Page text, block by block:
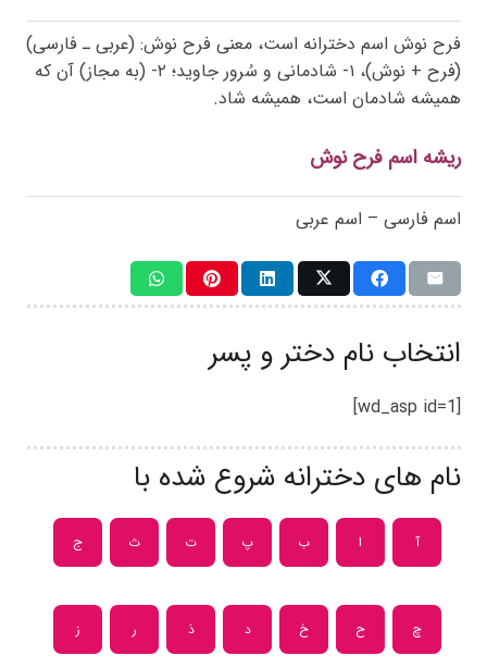
فرح نوش اسم دخترانه است، معنی فرح نوش: (عربی ـ فارسی)
(فرح + نوش)، ۱- شادمانی و سُرور جاوید؛ ۲- (به مجاز) آن که
همیشه شادمان است، همیشه شاد.
ریشه اسم فرح نوش
اسم فارسی – اسم عربی
انتخاب نام دختر و پسر
[wd_asp id=1]
نام های دخترانه شروع شده با
آ ا ب پ ت ث ج
چ ح خ د ذ ر ز